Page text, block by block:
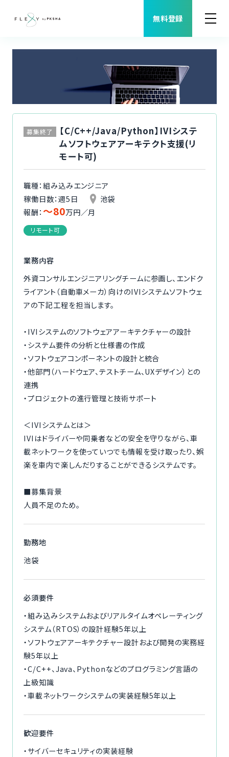
無料登録
職種から案件を探す
よくある質問
福利厚生
ご利用者様の声
イベント/マガジン
法人の方
募集終了
【C/C++/Java/Python】IVIシステ
ムソフトウェアアーキテクト支援(リ
モート可)
職種：組み込みエンジニア
稼働日数：週5日
池袋
報酬： 〜80万円／月
リモート可
業務内容
外資コンサルエンジニアリングチームに参画し、エンドク
ライアント（自動車メーカ）向けのIVIシステムソフトウェ
アの下記工程を担当します。
・IVIシステムのソフトウェアアーキテクチャーの設計
・システム要件の分析と仕様書の作成
・ソフトウェアコンポーネントの設計と統合
・他部門（ハードウェア、テストチーム、UXデザイン）との
連携
・プロジェクトの進行管理と技術サポート
＜IVIシステムとは＞
IVIはドライバーや同乗者などの安全を守りながら、車
載ネットワークを使っていつでも情報を受け取ったり、娯
楽を車内で楽しんだりすることができるシステムです。
■募集背景
人員不足のため。
勤務地
池袋
必須要件
・組み込みシステムおよびリアルタイムオペレーティング
システム（RTOS）の設計経験5年以上
・ソフトウェアアーキテクチャー設計および開発の実務経
験5年以上
・C/C++、Java、Pythonなどのプログラミング言語の
上級知識
・車載ネットワークシステムの実装経験5年以上
歓迎要件
・サイバーセキュリティの実装経験